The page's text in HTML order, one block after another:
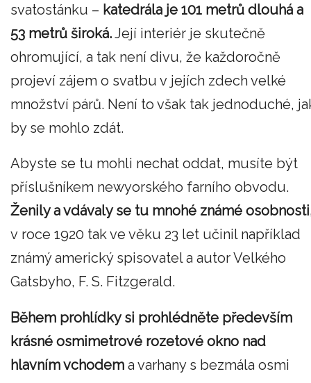
svatostánku – katedrála je 101 metrů dlouhá a
53 metrů široká.Její interiér je skutečně
ohromující, a tak není divu, že každoročně
projeví zájem o svatbu v jejích zdech velké
množství párů. Není to však tak jednoduché,
by se mohlo zdát.
Abyste se tu mohli nechat oddat, musíte být
příslušníkem newyorského farního obvodu.
Ženily a vdávaly se tu mnohé známé
v roce 1920 tak ve věku 23 let učinil například
známý americký spisovatel a autor Velkého
Gatsbyho, F. S. Fitzgerald.
Během prohlídky si prohlédněte především
krásné osmimetrové rozetové okno nad
hlavním vchodem a varhany s bezmála osmi